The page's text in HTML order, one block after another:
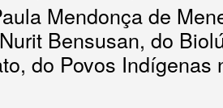
Mendonça de
Bensusan, do
do Povos Indígenas